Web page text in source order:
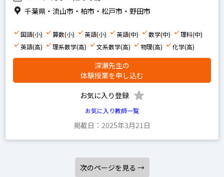
千葉県・流山市・柏市・松戸市・野田市
国語(小) 算数(小) 英語(小) 英語(中) 数学(中)
理科(中)
英語(高)
理系数学(高) 文系数学(高) 物理(高) 化学(高)
深瀬先生の
体験授業を申し込む
お気に入り登録
お気に入り教師一覧
掲載日：2025年3月21日
次のページを見る →